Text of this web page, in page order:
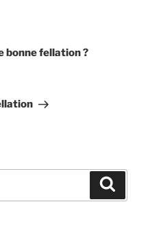
bonne fellation ?